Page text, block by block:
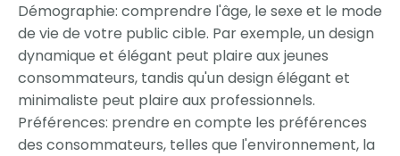
Démographie: comprendre l'âge, le sexe et le mode
de vie de votre public cible. Par exemple, un design
dynamique et élégant peut plaire aux jeunes
consommateurs, tandis qu'un design élégant et
minimaliste peut plaire aux professionnels.
Préférences: prendre en compte les préférences
des consommateurs, telles que l'environnement, la